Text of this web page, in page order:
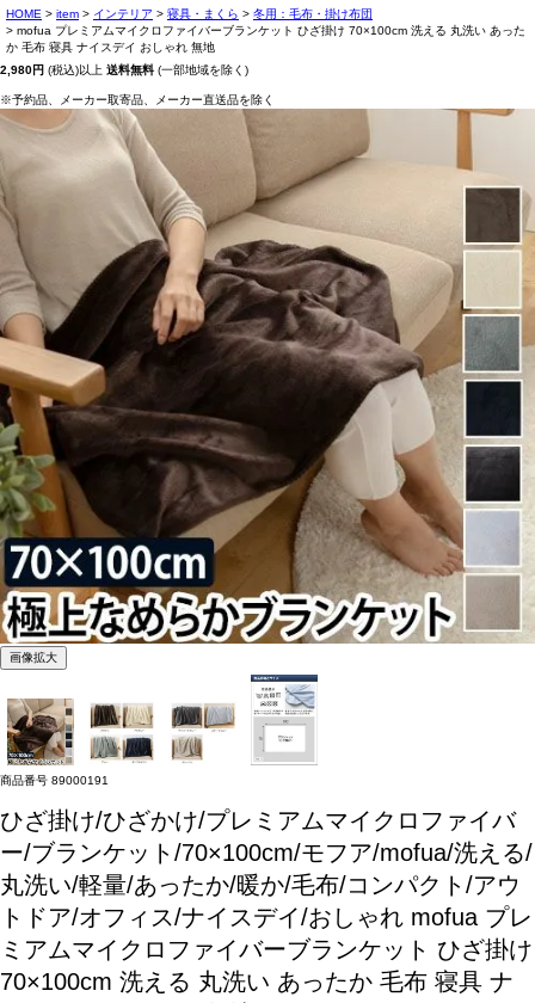
HOME item インテリア 寝具・まくら
冬用：毛布・掛け布団
mofua プレミアムマイクロファイバーブランケット ひざ掛け 70×100cm 洗える 丸洗い あった
か 毛布 寝具 ナイスデイ おしゃれ 無地
2,980円 (税込)以上 送料無料 (一部地域を除く)
※予約品、メーカー取寄品、メーカー直送品を除く
画像拡大
商品番号 89000191
ひざ掛け/ひざかけ/プレミアムマイクロファイバ
ー/ブランケット/70×100cm/モフア/mofua/洗える/
丸洗い/軽量/あったか/暖か/毛布/コンパクト/アウ
トドア/オフィス/ナイスデイ/おしゃれ mofua プレ
ミアムマイクロファイバーブランケット ひざ掛け
70×100cm 洗える 丸洗い あったか 毛布 寝具 ナ